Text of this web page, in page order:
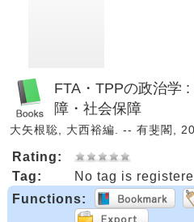
FTA・TPPの政治学
障・社会保障
大矢根聡, 大西裕編. -- 有斐閣,
Rating:
Tag:
No tag is
Functions: